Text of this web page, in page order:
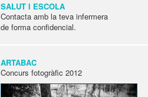
SALUT I ESCOLA
Contacta amb la teva infermera
de forma confidencial.
ARTABAC
Concurs fotogràfic 2012